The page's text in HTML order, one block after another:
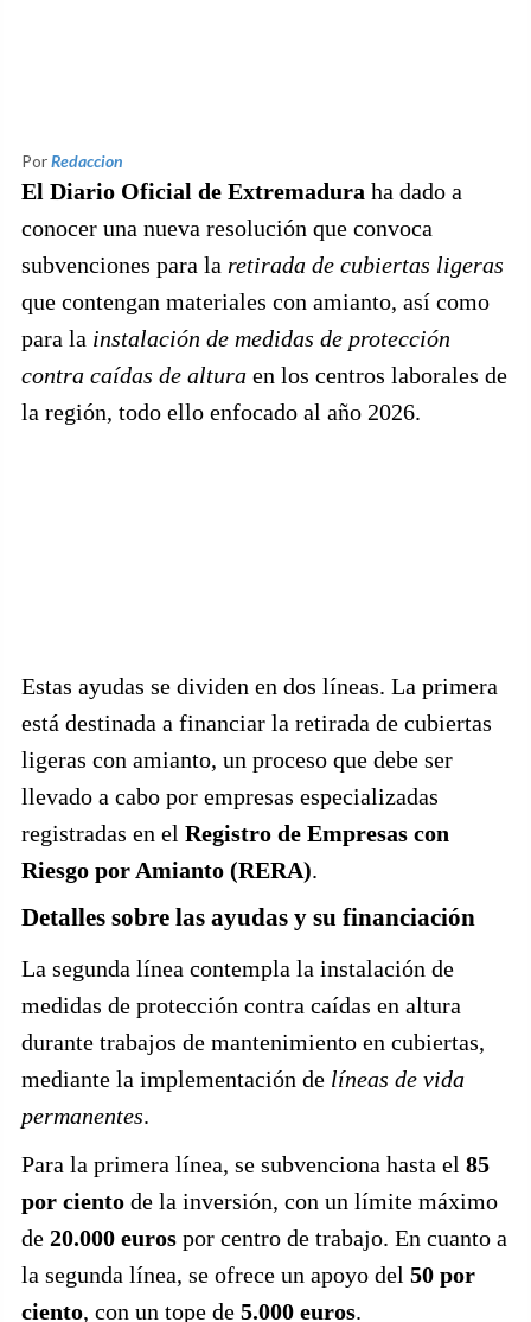
PorRedaccion
El Diario Oficial de Extremadura ha dado a
conocer una nueva resolución que convoca
subvenciones para la retirada de cubiertas ligeras
que contengan materiales con amianto, así como
para la instalación de medidas de protección
contra caídas de altura en los centros laborales de
la región, todo ello enfocado al año 2026.
Estas ayudas se dividen en dos líneas. La primera
está destinada a financiar la retirada de cubiertas
ligeras con amianto, un proceso que debe ser
llevado a cabo por empresas especializadas
registradas en el Registro de Empresas con
Riesgo por Amianto (RERA).
Detalles sobre las ayudas y su financiación
La segunda línea contempla la instalación de
medidas de protección contra caídas en altura
durante trabajos de mantenimiento en cubiertas,
mediante la implementación de líneas de vida
permanentes.
Para la primera línea, se subvenciona hasta el 85
por ciento de la inversión, con un límite máximo
de 20.000 euros por centro de trabajo. En cuanto a
la segunda línea, se ofrece un apoyo del 50 por
ciento, con un tope de 5.000 euros.